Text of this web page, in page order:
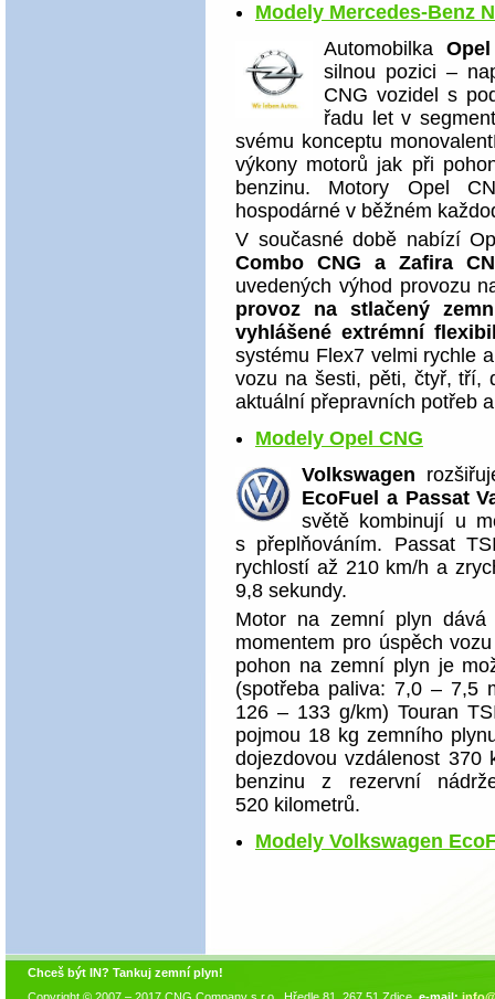
Modely Mercedes-Benz
AutomobilkaOpel
silnou pozici –
CNG vozidel s
řadu let v
svému konceptu
výkony motorů jak při
benzinu. Motory Opel
hospodárné v běžném
V současné době nabízí
Combo CNG a Zafira
uvedených výhod provozu
provoz na stlačený
vyhlášené extrémní
systému Flex7 velmi rychle
vozu na šesti, pěti, čtyř, tří,
aktuální přepravních potřeb
Modely Opel CNG
Volkswagen
EcoFuel a Passat
světě kombinují u
s přeplňováním. Passat
rychlostí až 210 km/h a
9,8 sekundy.
Motor na zemní plyn
momentem pro úspěch
pohon na zemní plyn je
(spotřeba paliva: 7,0 – 7,5
126 – 133 g/km) Touran
pojmou 18 kg zemního
dojezdovou vzdálenost
benzinu z rezervní
520 kilometrů.
Modely Volkswagen
Chceš být IN? Tankuj zemní plyn!